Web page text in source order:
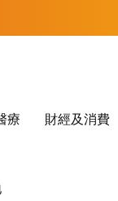
療 財經及消費